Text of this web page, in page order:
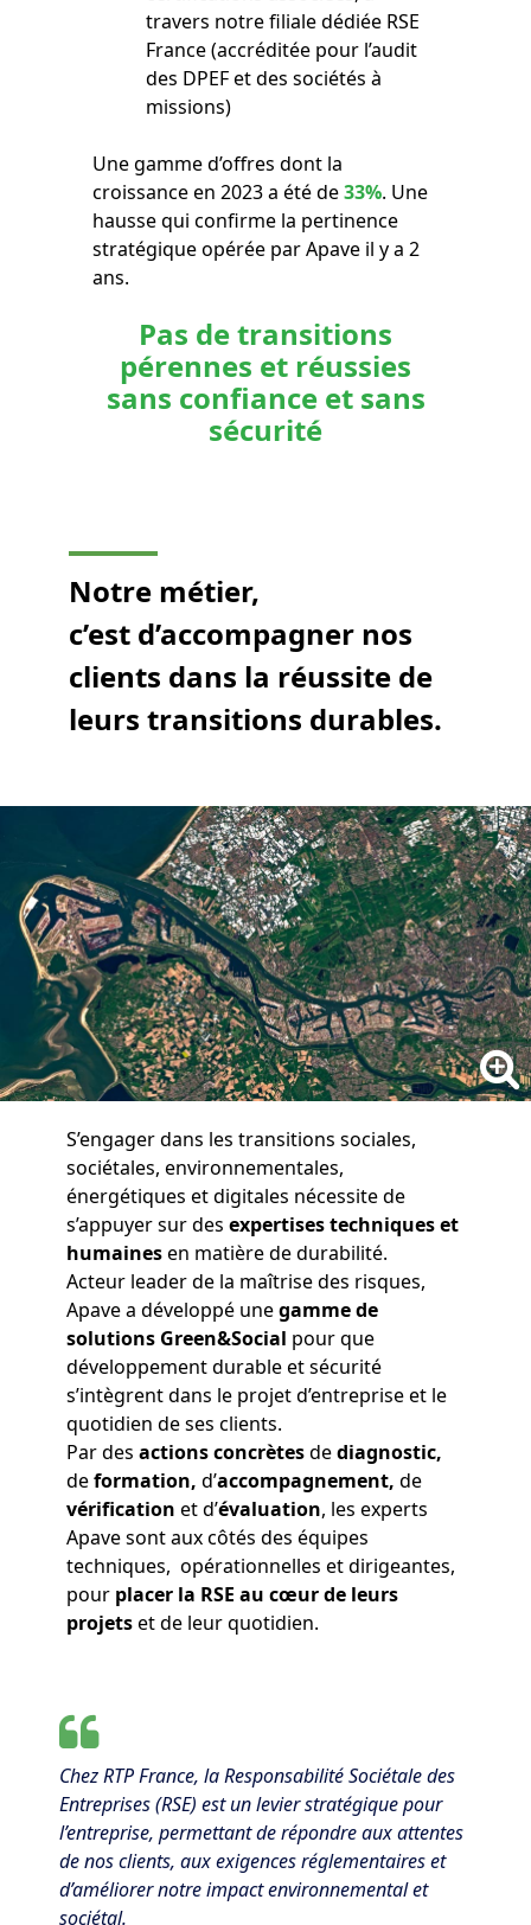
travers notre filiale dédiée RSE
France (accréditée pour l’audit
des DPEF et des sociétés à
missions)
Une gamme d’offres dont la
croissance en 2023 a été de33%. Une
hausse qui confirme la pertinence
stratégique opérée par Apave il y a 2
ans.
Pas de transitions
pérennes et réussies
sans confiance et sans
sécurité
Notre métier,
c’est d’accompagner nos
clients dans la réussite de
leurs transitions durables.
S’engager dans les transitions sociales,
sociétales, environnementales,
énergétiques et digitales nécessite de
s’appuyer sur des expertises techniques et
humainesen matière de durabilité.
Acteur leader de la maîtrise des risques,
Apave a développé unegamme de
solutions Green&Social pour que
développement durable et sécurité
s’intègrent dans le projet d’entreprise et le
quotidien de ses clients.
Par des actions concrètesdediagnostic,
deformation, d’accompagnement, de
vérification et d’évaluation, les experts
Apave sont aux côtés des équipes
techniques, opérationnelles et dirigeantes,
pour placer la RSE au cœur de leurs
projetset de leur quotidien.
Chez RTP France, la Responsabilité Sociétale des
Entreprises (RSE) est un levier stratégique pour
l’entreprise, permettant de répondre aux attentes
de nos clients, aux exigences réglementaires et
d’améliorer notre impact environnemental et
sociétal.